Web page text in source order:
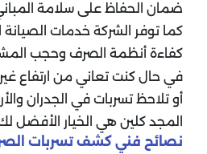
ضمان الحفاظ على سلامة
كما توفر الشركة خدمات الصيانة
كفاءة أنظمة الصرف وحجب
في حال كنت تعاني من ارتفاع غير
أو تلاحظ تسربات في الجدران
المجد كلين هي الخيار الأفضل
نصائح فني كشف تسربات